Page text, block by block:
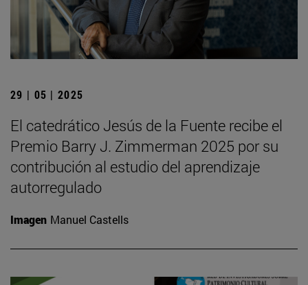
29 | 05 | 2025
El catedrático Jesús de la Fuente recibe el
Premio Barry J. Zimmerman 2025 por su
contribución al estudio del aprendizaje
autorregulado
Imagen Manuel Castells